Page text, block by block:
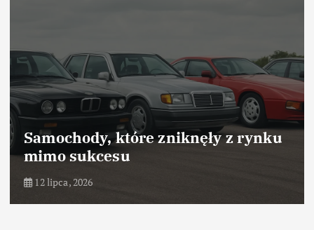
Samochody, które odniosły sukces
dzięki marketingowi
10 lipca, 2026